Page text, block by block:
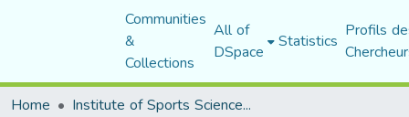
Communities
&
Collections
All of
DSpace Statistics Profils
Home
Institute of Sports Sciences and Techniques